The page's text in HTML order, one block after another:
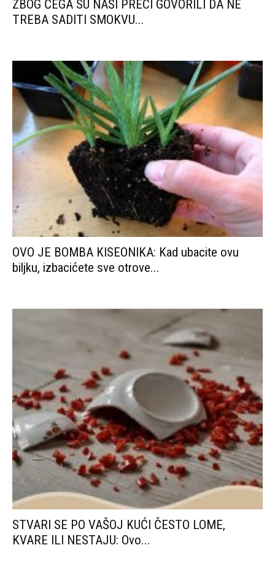
ZBOG ČEGA SU NAŠI PRECI GOVORILI DA NE
TREBA SADITI SMOKVU...
OVO JE BOMBA KISEONIKA: Kad ubacite ovu
biljku, izbacićete sve otrove...
STVARI SE PO VAŠOJ KUĆI ČESTO LOME,
KVARE ILI NESTAJU: Ovo...